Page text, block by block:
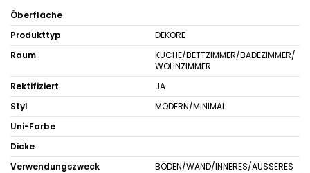
Öberfläche
Produkttyp
DEKORE
Raum
KÜCHE/BETTZIMMER/BADEZIMMER/
WOHNZIMMER
Rektifiziert
JA
Styl
MODERN/MINIMAL
Uni-Farbe
Dicke
Verwendungszweck
BODEN/WAND/INNERES/AUSSERES